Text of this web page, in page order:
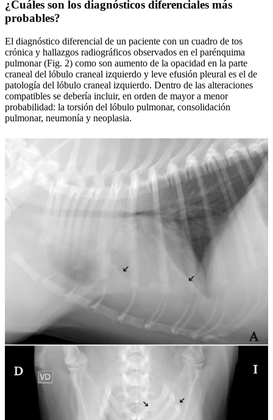
¿Cuáles son los diagnósticos diferenciales más
probables?
El diagnóstico diferencial de un paciente con un cuadro de tos
crónica y hallazgos radiográficos observados en el parénquima
pulmonar (Fig. 2) como son aumento de la opacidad en la parte
craneal del lóbulo craneal izquierdo y leve efusión pleural es el de
patología del lóbulo craneal izquierdo. Dentro de las alteraciones
compatibles se debería incluir, en orden de mayor a menor
probabilidad: la torsión del lóbulo pulmonar, consolidación
pulmonar, neumonía y neoplasia.